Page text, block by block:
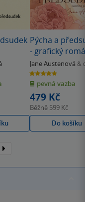
Pýcha a
- grafický
Jane Austenová &
4.7
z
5
hvězdiček
pevná vazba
479 Kč
Běžně 599 Kč
Do košíku